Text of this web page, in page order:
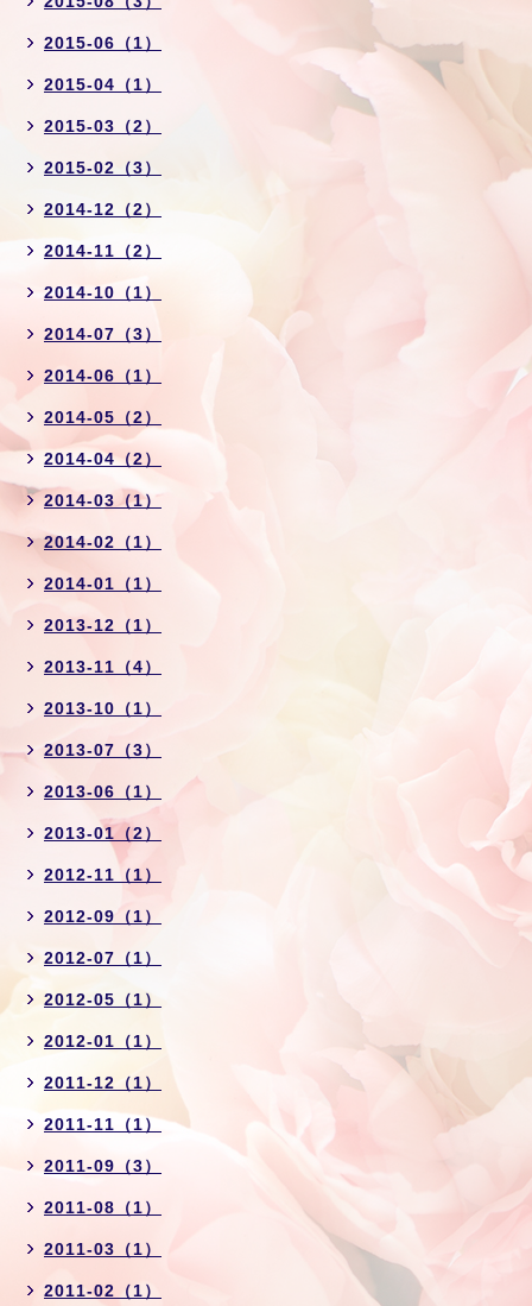
2015-06（1）
2015-04（1）
2015-03（2）
2015-02（3）
2014-12（2）
2014-11（2）
2014-10（1）
2014-07（3）
2014-06（1）
2014-05（2）
2014-04（2）
2014-03（1）
2014-02（1）
2014-01（1）
2013-12（1）
2013-11（4）
2013-10（1）
2013-07（3）
2013-06（1）
2013-01（2）
2012-11（1）
2012-09（1）
2012-07（1）
2012-05（1）
2012-01（1）
2011-12（1）
2011-11（1）
2011-09（3）
2011-08（1）
2011-03（1）
2011-02（1）